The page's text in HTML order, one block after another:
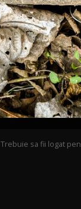
Trebuie sa fii logat